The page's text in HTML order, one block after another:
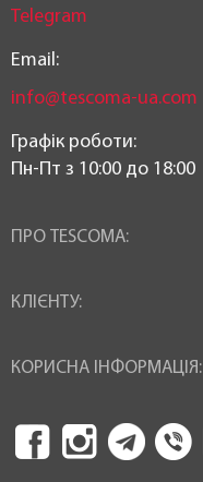
Telegram
Email:
info@tescoma-ua.com
Графік роботи:
Пн-Пт з 10:00 до 18:00
ПРО TESCOMA:
КЛІЄНТУ:
КОРИСНА ІНФОРМАЦІЯ: